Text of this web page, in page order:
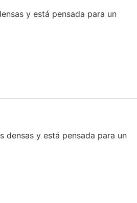
y está pensada para un
densas y está pensada para un